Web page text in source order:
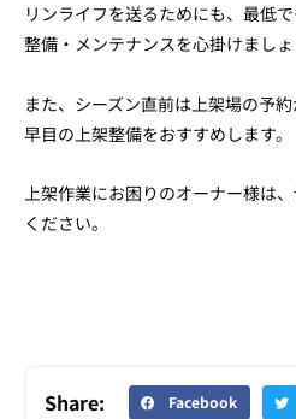
リンライフを送るためにも、最低
整備・メンテナンスを心掛けましょ
また、シーズン直前は上架場の予
早目の上架整備をおすすめします。
上架作業にお困りのオーナー様は
ください。
Share: Facebook